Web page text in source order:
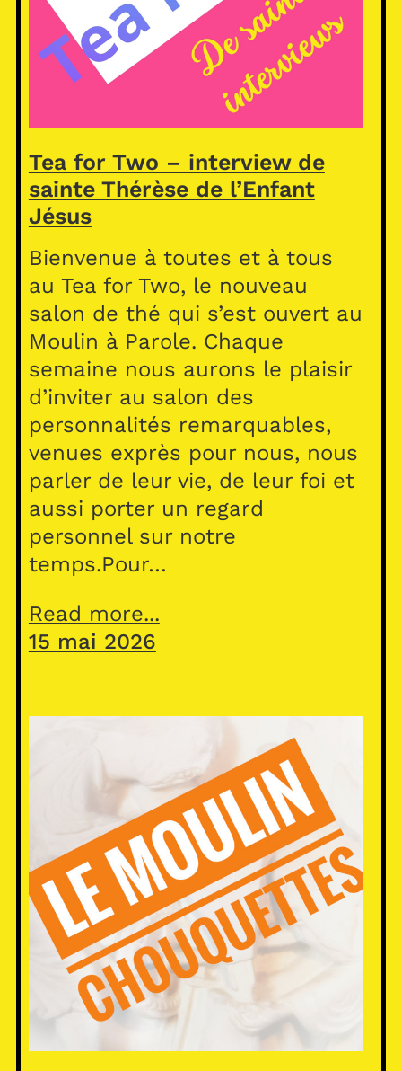
Tea for Two – interview de
sainte Thérèse de l’Enfant
Jésus
Bienvenue à toutes et à tous
au Tea for Two, le nouveau
salon de thé qui s’est ouvert au
Moulin à Parole. Chaque
semaine nous aurons le plaisir
d’inviter au salon des
personnalités remarquables,
venues exprès pour nous, nous
parler de leur vie, de leur foi et
aussi porter un regard
personnel sur notre
temps.Pour…
Read more...
15 mai 2026